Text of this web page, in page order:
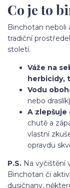
Co je to
Binchotan neboli
tradiční
století.
Váže na
herbicidy,
Vodu
nebo
A zlepšuje
chutě a
vlastní
opravdu
P.S. Na vyčištění
Binchotan či
dusičnany,